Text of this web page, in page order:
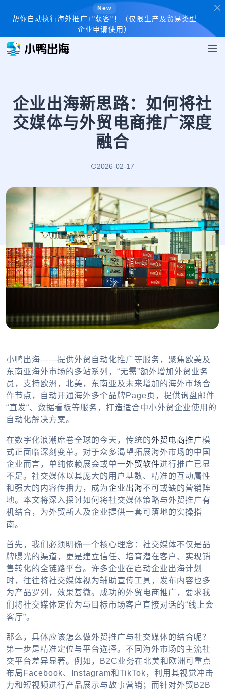
New
帮你自动执行海外推广+"获客"！（仅限生产及贸易类型
企业申请使用）
企业出海新思路：如何将社
交媒体与外贸电商推广深度
融合
2026-02-17
小鸭出海——提供外贸自动化推广等服务，聚焦欧美及
东南亚海外市场的多站系列，“无需”额外增加外贸业务
员，支持欧洲，北美，东南亚及未来增加的海外市场合
作节点，自动开通海外多个品牌Page页，提供询盘邮件
“直发“、数据看板等服务，打造适合中小外贸企业使用的
自动化解决方案。
在数字化浪潮席卷全球的今天，传统的外贸电商推广模
式正面临深刻变革。对于众多渴望拓展海外市场的中国
企业而言，单纯依赖展会或单一外贸软件进行推广已显
不足。社交媒体以其庞大的用户基数、精准的互动属性
和强大的内容传播力，成为企业出海不可或缺的营销阵
地。本文将深入探讨如何将社交媒体策略与外贸推广有
机结合，为外贸新人及企业提供一套可落地的实操指
南。
首先，我们必须明确一个核心理念：社交媒体不仅是品
牌曝光的渠道，更是建立信任、培育潜在客户、实现销
售转化的全链路平台。许多企业在启动企业出海计划
时，往往将社交媒体视为辅助宣传工具，发布内容也多
为产品罗列，效果甚微。成功的外贸电商推广 ，要求我
们将社交媒体定位为与目标市场客户直接对话的“线上会
客厅”。
那么，具体应该怎么做外贸推广与社交媒体的结合呢？
第一步是精准定位与平台选择。不同海外市场的主流社
交平台差异显著。例如，B2C业务在北美和欧洲可重点
布局Facebook、Instagram和TikTok，利用其视觉冲击
力和短视频进行产品展示与故事营销；而针对外贸B2B